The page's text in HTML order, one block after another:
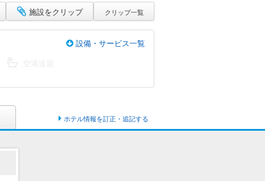
施設をクリップ クリップ一覧
設備・サービス一覧
ホテル情報を訂正・追記する